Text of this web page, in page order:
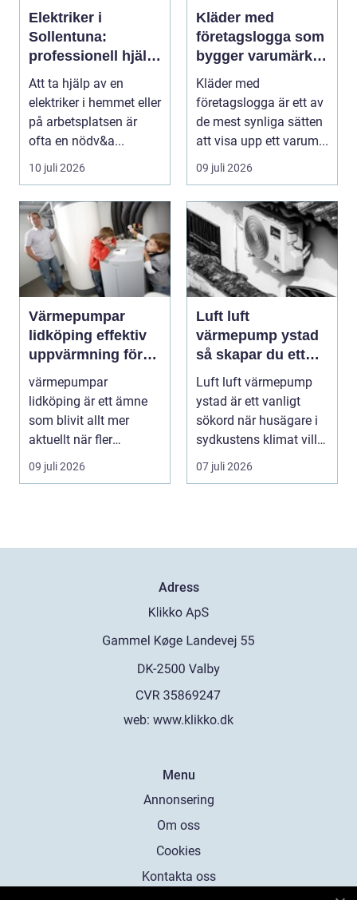
Elektriker i
Sollentuna:
professionell hjälp
när du behöver det
Att ta hjälp av en
elektriker i hemmet eller
på arbetsplatsen är
ofta en nödv&a...
10 juli 2026
Kläder med
företagslogga som
bygger varumärke i
vardagen
Kläder med
företagslogga är ett av
de mest synliga sätten
att visa upp ett varum...
09 juli 2026
Värmepumpar
lidköping effektiv
uppvärmning för
hus och fastigheter
värmepumpar
lidköping är ett ämne
som blivit allt mer
aktuellt när fler
fastighetsägare vill
kombine...
09 juli 2026
Luft luft
värmepump ystad
så skapar du ett
behagligt
inomhusklimat
Året om
Luft luft värmepump
ystad är ett vanligt
sökord när husägare i
sydkustens klimat vill
hitta ett smar...
07 juli 2026
Adress
web: www.klikko.dk
Menu
Annonsering
Om oss
Cookies
Kontakta oss